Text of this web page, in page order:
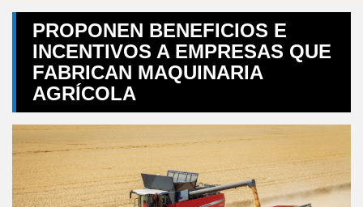
PROPONEN BENEFICIOS E
INCENTIVOS A EMPRESAS QUE
FABRICAN MAQUINARIA
AGRÍCOLA